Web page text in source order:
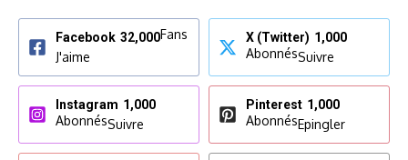
Facebook 32,000Fans
J'aime
X (Twitter) 1,000
AbonnésSuivre
Instagram 1,000
AbonnésSuivre
Pinterest 1,000
AbonnésEpingler